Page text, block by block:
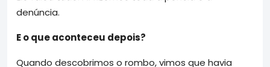
denúncia.
E o que aconteceu depois?
Quando descobrimos o rombo, vimos que havia